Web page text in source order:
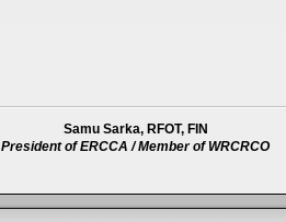
Samu Sarka, RFOT, FIN
President of ERCCA / Member of WRCRCO